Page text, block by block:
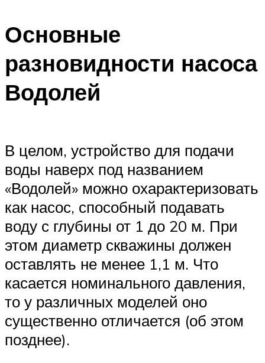
Основные
разновидности насоса
Водолей
В целом, устройство для подачи
воды наверх под названием
«Водолей» можно охарактеризовать
как насос, способный подавать
воду с глубины от 1 до 20 м. При
этом диаметр скважины должен
оставлять не менее 1,1 м. Что
касается номинального давления,
то у различных моделей оно
существенно отличается (об этом
позднее).